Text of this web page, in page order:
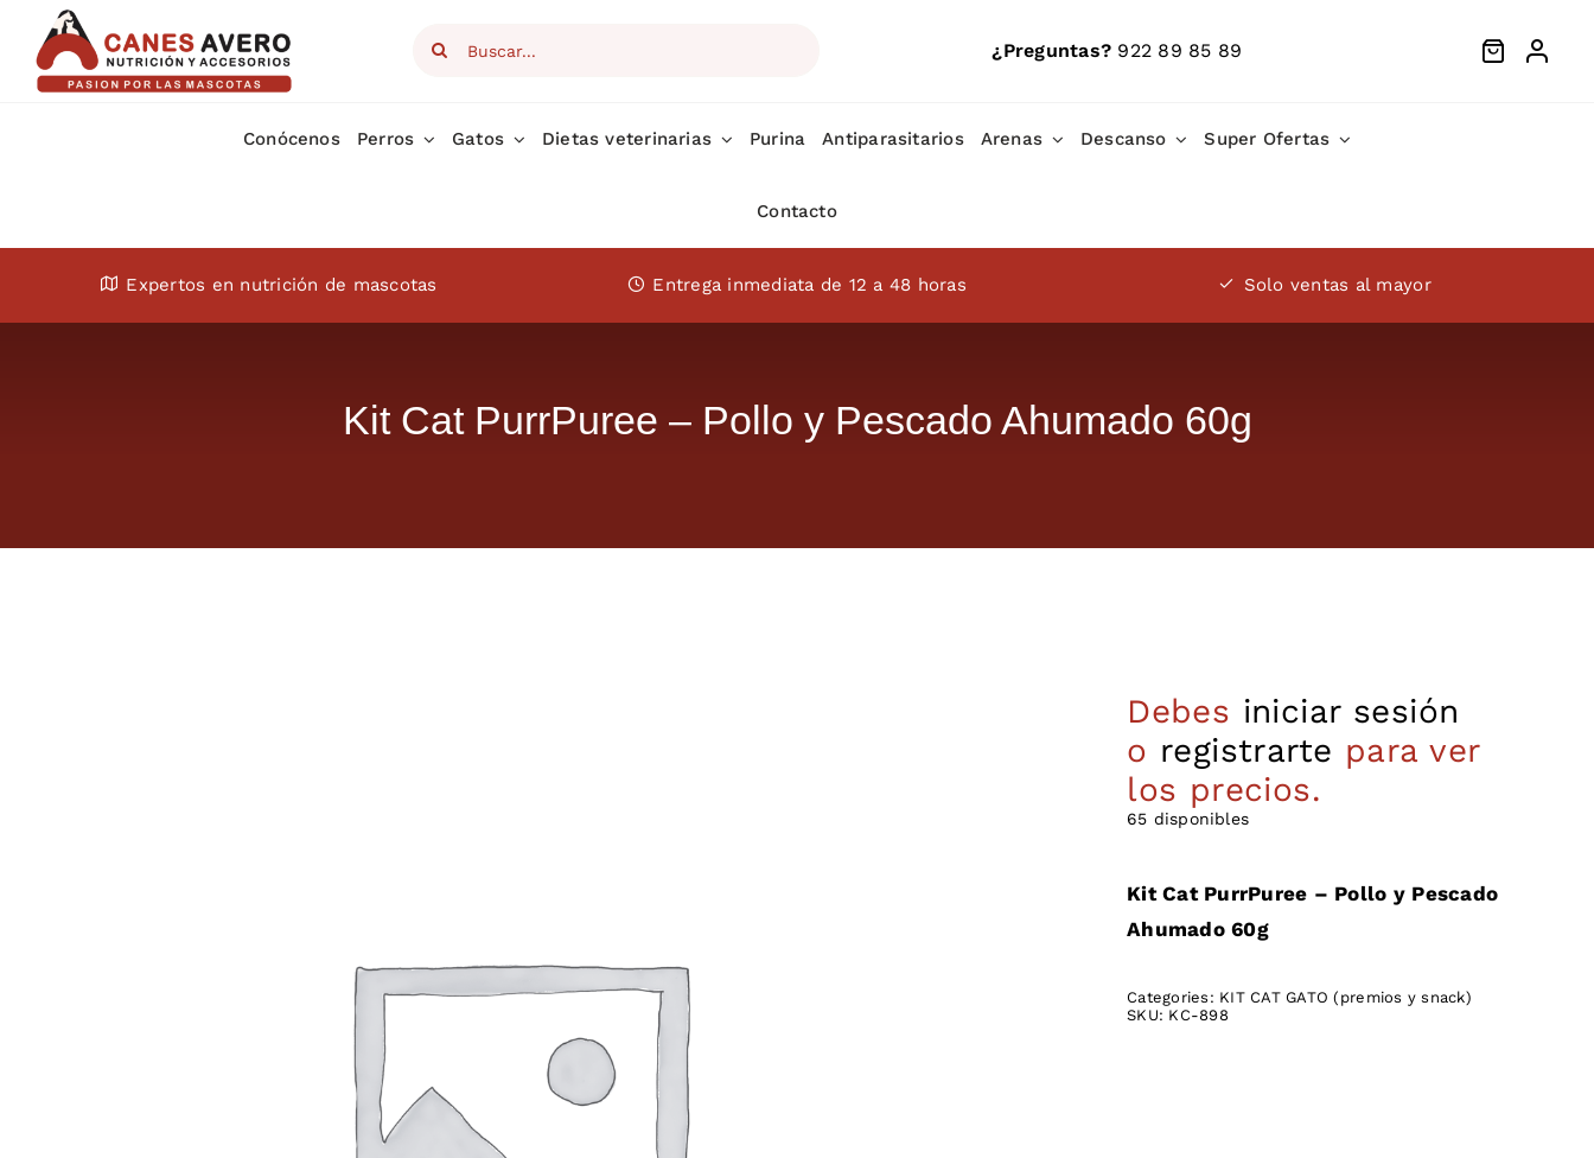
content
Search
¿Preguntas? 922 89 85 89
Conócenos Perros Gatos Dietas veterinarias Purina Antiparasitarios Arenas Descanso Super Ofertas
Contacto
Expertos en nutrición de mascotas Entrega inmediata de 12 a 48 horas Solo ventas al mayor
Kit Cat PurrPuree – Pollo y Pescado Ahumado 60g
Debes iniciar sesión
o registrarte para ver
los precios.
65 disponibles
Kit Cat PurrPuree – Pollo y Pescado
Ahumado 60g
Categories: KIT CAT GATO (premios y snack)
SKU: KC-898